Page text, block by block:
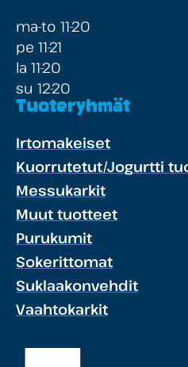
ma-to 11-20
pe 11-21
la 11-20
su 12-20
Tuoteryhmät
Irtomakeiset
Kuorrutetut/Jogurtti
Messukarkit
Muut tuotteet
Purukumit
Sokerittomat
Suklaakonvehdit
Vaahtokarkit